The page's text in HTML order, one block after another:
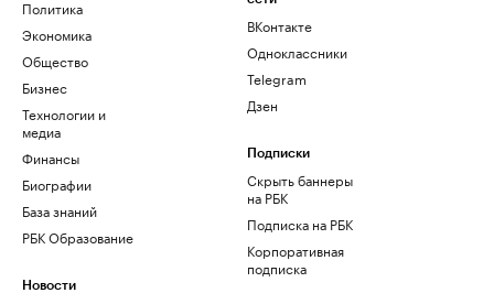
Политика
Экономика
Общество
Бизнес
Технологии и
медиа
Финансы
Биографии
База знаний
РБК Образование
Новости
ВКонтакте
Одноклассники
Telegram
Дзен
Подписки
Скрыть баннеры
на РБК
Подписка на РБК
Корпоративная
подписка